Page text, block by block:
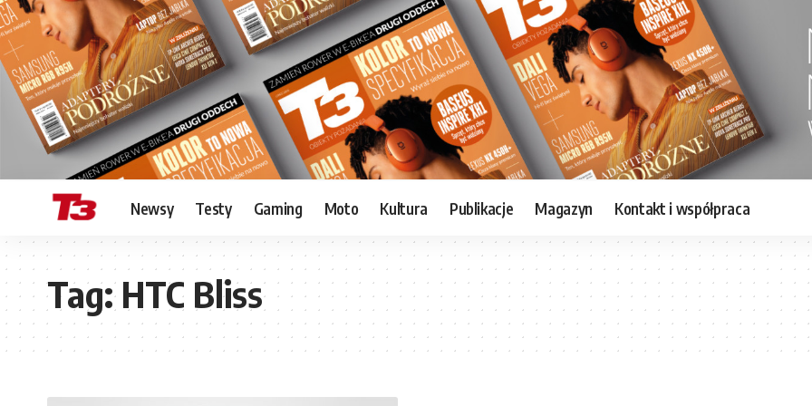
Newsy Testy Gaming Moto Kultura Publikacje Magazyn Kontakt i współpraca
Tag:HTC Bliss